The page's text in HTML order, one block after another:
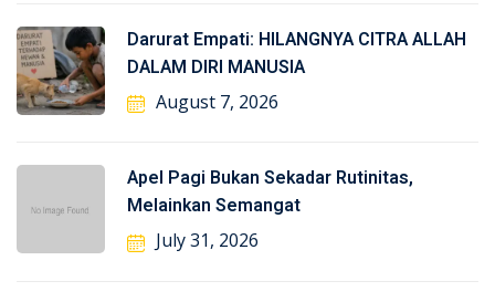
Darurat Empati: HILANGNYA CITRA ALLAH
DALAM DIRI MANUSIA
August 7, 2026
Apel Pagi Bukan Sekadar Rutinitas,
Melainkan Semangat
July 31, 2026